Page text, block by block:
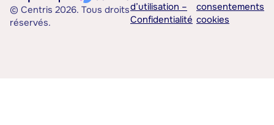
© Centris 2026. Tous droits
réservés.
d’utilisation –
Confidentialité
consentements
cookies